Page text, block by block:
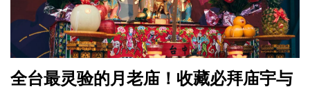
全台最灵验的月老庙！收藏必拜庙宇与